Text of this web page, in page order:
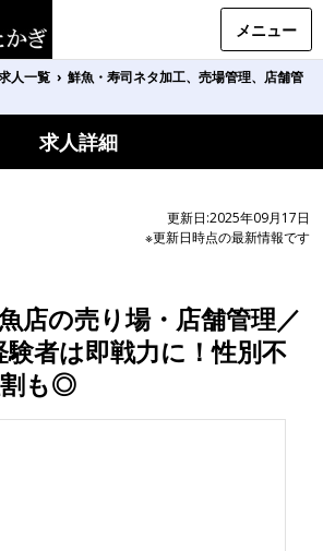
メニュー
人一覧 › 鮮魚・寿司ネタ加工、売場管理、店舗管
求人詳細
更新日:2025年09月17日
※更新日時点の最新情報です
店の売り場・店舗管理／
者は即戦力に！性別不
割も◎